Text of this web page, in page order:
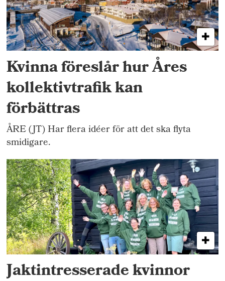
Kvinna föreslår hur Åres
kollektivtrafik kan
förbättras
ÅRE (JT) Har flera idéer för att det ska flyta
smidigare.
Jaktintresserade kvinnor